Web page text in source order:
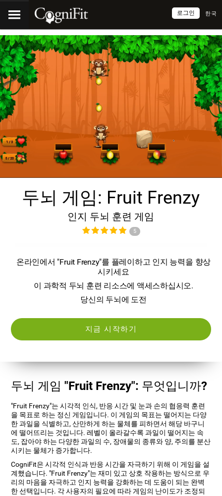
한국
로그인
두뇌 게임: Fruit Frenzy
인지 두뇌 훈련 게임
5
온라인에서 "Fruit Frenzy"를 플레이하고 인지 능력을 향상
시키세요
이 과학적 두뇌 훈련 리소스에 액세스하십시오.
당신의 두뇌에 도전
지금 시작하기
두뇌 게임 "Fruit Frenzy": 무엇입니까?
"Fruit Frenzy"는 시각적 인식, 반응 시간 및 눈과 손의 협응력 훈련
을 목표로 하는 정신 게임입니다. 이 게임의 목표는 떨어지는 다양
한 과일을 식별하고, 산만하게 하는 물체를 피하면서 해당 바구니
에 떨어뜨리는 것입니다. 레벨이 올라갈수록 과일이 떨어지는 속
도, 잡아야 하는 다양한 과일의 수, 장애물의 종류와 양, 주의를 분산
시키는 물체가 증가합니다.
CogniFit은 시각적 인식과 반응 시간을 자극하기 위해 이 게임을 설
계했습니다. "Fruit Frenzy"는 재미 있고 상호 작용하는 방식으로 우
리의 마음을 자극하고 인지 능력을 강화하는 데 도움이 되는 완벽
한 선택입니다. 각 사용자의 필요에 따라 게임의 난이도가 조정되